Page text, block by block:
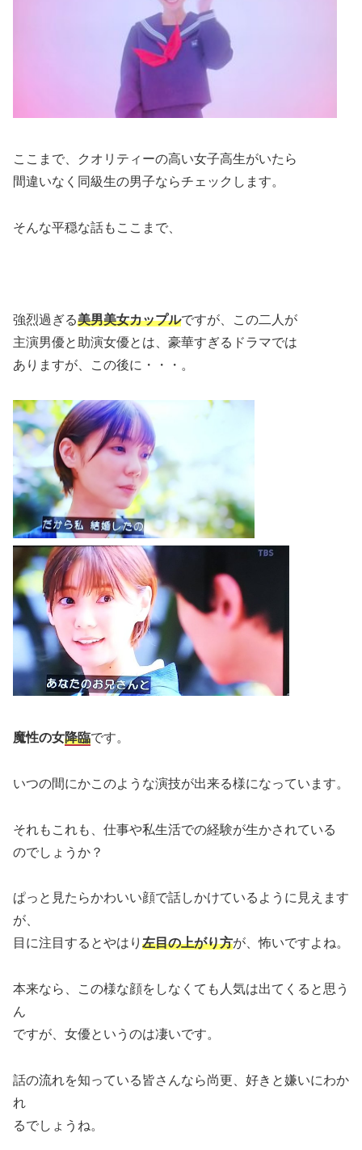
ここまで、クオリティーの高い女子高生がいたら
間違いなく同級生の男子ならチェックします。
そんな平穏な話もここまで、
強烈過ぎる美男美女カップルですが、この二人が
主演男優と助演女優とは、豪華すぎるドラマでは
ありますが、この後に・・・。
魔性の女降臨です。
いつの間にかこのような演技が出来る様になっています。
それもこれも、仕事や私生活での経験が生かされている
のでしょうか？
ぱっと見たらかわいい顔で話しかけているように見えます
が、
目に注目するとやはり 左目の上がり方が、怖いですよね。
本来なら、この様な顔をしなくても人気は出てくると思う
ん
ですが、女優というのは凄いです。
話の流れを知っている皆さんなら尚更、好きと嫌いにわか
れ
るでしょうね。